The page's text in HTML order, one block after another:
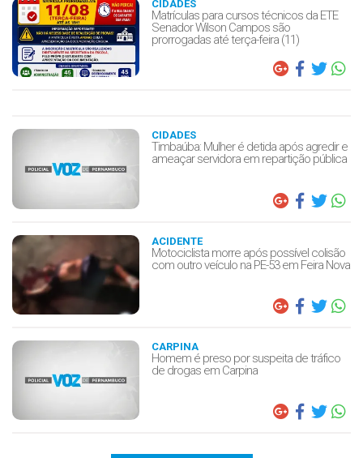
CIDADES
Matrículas para cursos técnicos da ETE
Senador Wilson Campos são
prorrogadas até terça-feira (11)
CIDADES
Timbaúba: Mulher é detida após agredir e
ameaçar servidora em repartição pública
ACIDENTE
Motociclista morre após possível colisão
com outro veículo na PE-53 em Feira Nova
CARPINA
Homem é preso por suspeita de tráfico
de drogas em Carpina